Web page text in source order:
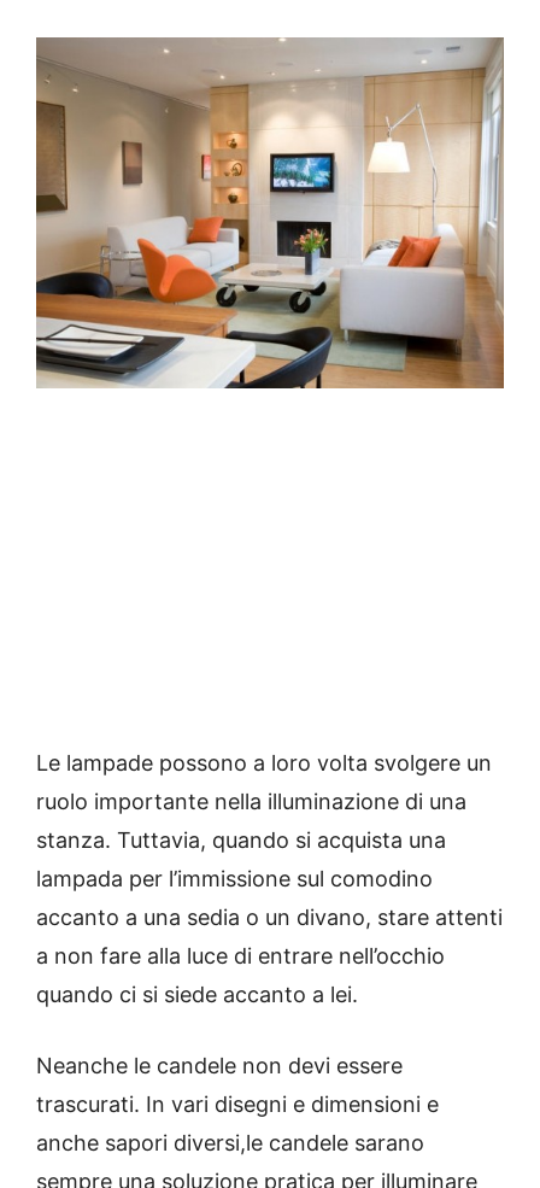
Le lampade possono a loro volta svolgere un
ruolo importante nella illuminazione di una
stanza. Tuttavia, quando si acquista una
lampada per l’immissione sul comodino
accanto a una sedia o un divano, stare attenti
a non fare alla luce di entrare nell’occhio
quando ci si siede accanto a lei.
Neanche le candele non devi essere
trascurati. In vari disegni e dimensioni e
anche sapori diversi,le candele sarano
sempre una soluzione pratica per illuminare